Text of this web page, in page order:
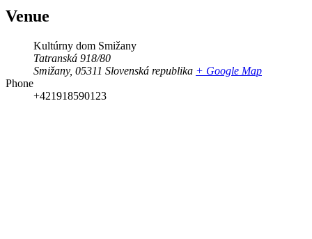
Venue
Kultúrny dom Smižany
Tatranská 918/80
Smižany, 05311 Slovenská republika + Google Map
Phone
+421918590123